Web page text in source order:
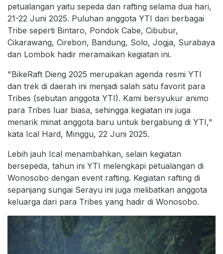
petualangan yaitu sepeda dan rafting selama dua hari,
21-22 Juni 2025. Puluhan anggota YTI dari berbagai
Tribe seperti Bintaro, Pondok Cabe, Cibubur,
Cikarawang, Cirebon, Bandung, Solo, Jogja, Surabaya
dan Lombok hadir meramaikan kegiatan ini.
"BikeRaft Dieng 2025 merupakan agenda resmi YTI
dan trek di daerah ini menjadi salah satu favorit para
Tribes (sebutan anggota YTI). Kami bersyukur animo
para Tribes luar biasa, sehingga kegiatan ini juga
menarik minat anggota baru untuk bergabung di YTI,"
kata Ical Hard, Minggu, 22 Juni 2025.
Lebih jauh Ical menambahkan, selain kegiatan
bersepeda, tahun ini YTI melengkapi petualangan di
Wonosobo dengan event rafting. Kegiatan rafting di
sepanjang sungai Serayu ini juga melibatkan anggota
keluarga dari para Tribes yang hadir di Wonosobo.